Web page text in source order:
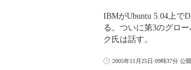
IBMがUbuntu 5.04上で
る。ついに第3のグロ
ク氏は話す。
2005年11月25日 09時37分 公開